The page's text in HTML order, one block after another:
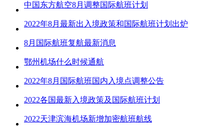
中国东方航空8月调整国际航班计划
2022年8月最新出入境政策和国际航班计划出炉
8月国际航班复航最新消息
鄂州机场什么时候通航
2022年8月国际航班国内入境点调整公告
2022各国最新入境政策及国际航班计划
2022天津滨海机场新增加密航班航线